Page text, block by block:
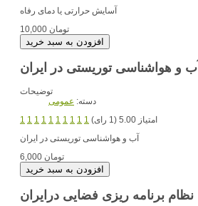
10,000 تومان
آب و هواشناسی توریستی در ایران
توضیحات
دسته: عمومی
1 1 1 1 1 1 1 1 1 1
امتیاز 5.00 (1 رای)
6,000 تومان
نظام برنامه ریزی فضایی درایران